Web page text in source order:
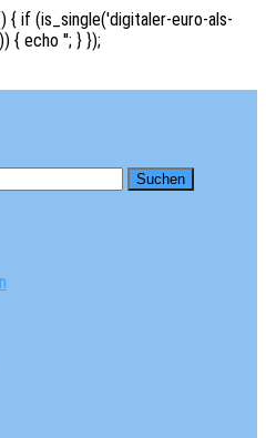
{ if (is_single('digitaler-euro-als-
{ echo ''; } });